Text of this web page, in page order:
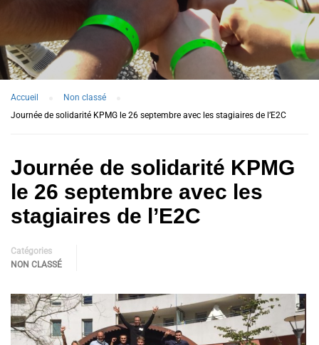
Accueil
Non classé
Journée de solidarité KPMG le 26 septembre avec les stagiaires de l’E2C
Journée de solidarité KPMG
le 26 septembre avec les
stagiaires de l’E2C
Catégories
NON CLASSÉ